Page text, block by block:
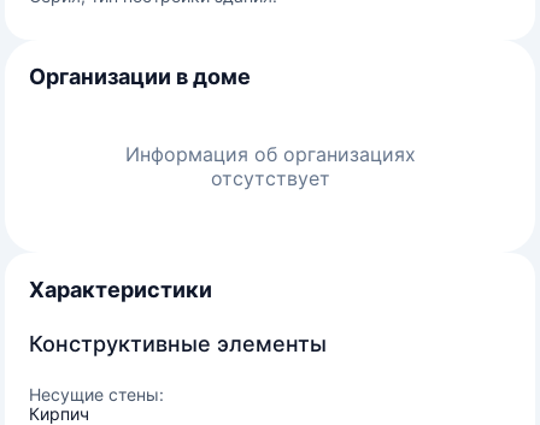
Организации в доме
Информация об организациях
отсутствует
Характеристики
Конструктивные элементы
Несущие стены:
Кирпич